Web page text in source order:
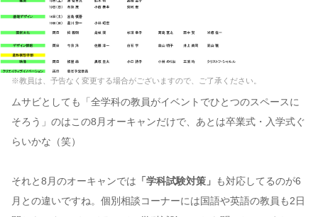
※教員は、予告なく変更する場合がございますので、ご了承ください。
ムサビとしても「全学科の教員がイベントでひとつのスペースに
そろう」のはこの8月オーキャンだけで、あとは卒業式・入学式ぐ
らいかな（笑）
それと8月のオーキャンでは 「学科試験対策」 も対応してるのが6
月との違いですね。個別相談コーナーには国語や英語の教員も2日